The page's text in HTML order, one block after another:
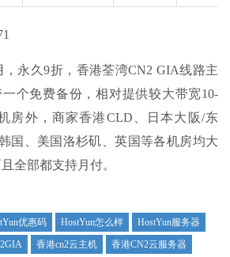
，永久9折，香港荃湾CN2 GIA线路主
个免费备份，相对提供较大带宽10-
房外，商家香港CLD、日本大阪/东
国、美国洛杉矶、英国等各机房均大
全部都支持月付。
优惠码 HostYun怎么样
HostYun服务器
香港cn2云主机
香港CN2云服务器